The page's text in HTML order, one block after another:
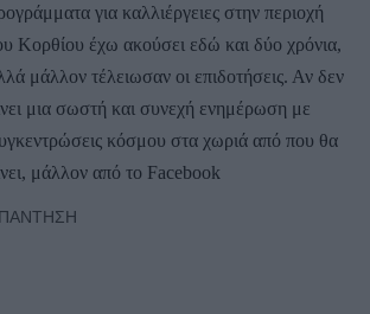
για καλλιέργειες στην περιοχή
Κορθίου έχω ακούσει εδώ και δύο χρόνια,
μάλλον τέλειωσαν οι επιδοτήσεις. Αν δεν
μια σωστή και συνεχή ενημέρωση με
κόσμου στα χωριά από που θα
μάλλον από το Facebook